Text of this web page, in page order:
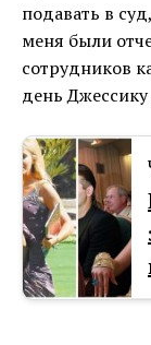
подавать в
меня были
сотрудников
день